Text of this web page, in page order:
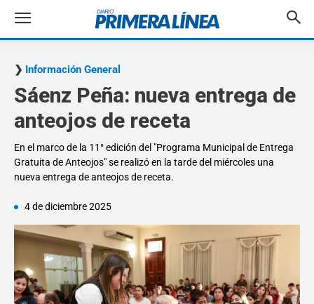
Información General
Sáenz Peña: nueva entrega de
anteojos de receta
En el marco de la 11° edición del "Programa Municipal de Entrega
Gratuita de Anteojos" se realizó en la tarde del miércoles una
nueva entrega de anteojos de receta.
4 de diciembre 2025